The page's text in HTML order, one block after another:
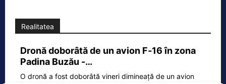
Realitatea
Dronă doborâtă de un avion F‑16 în zona
Padina Buzău -…
O dronă a fost doborâtă vineri dimineață de un avion